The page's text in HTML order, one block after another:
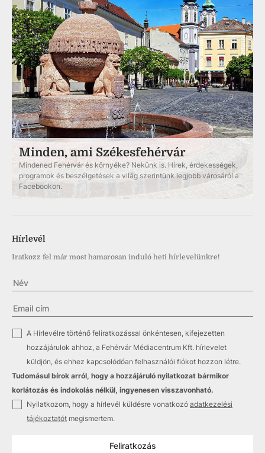
Minden, ami Székesfehérvár
Mindened Fehérvár és környéke? Nekünk is. Hírek, érdekességek,
programok és beszélgetések a világ szerintünk legjobb városáról a
Facebookon.
Hírlevél
Iratkozz fel már most hamarosan induló heti hírlevelünkre!
A Hírlevélre történő feliratkozással önkéntesen, kifejezetten
hozzájárulok ahhoz, a Fehérvár Médiacentrum Kft. hírlevelet
küldjön, és ehhez kapcsolódóan felhasználói fiókot hozzon létre.
Tudomásul bírok arról, hogy a hozzájáruló nyilatkozat bármikor
korlátozás és indokolás nélkül, ingyenesen visszavonható.
Nyilatkozom, hogy a hírlevél küldésre vonatkozó adatkezelési
tájékoztatót megismertem.
Feliratkozás